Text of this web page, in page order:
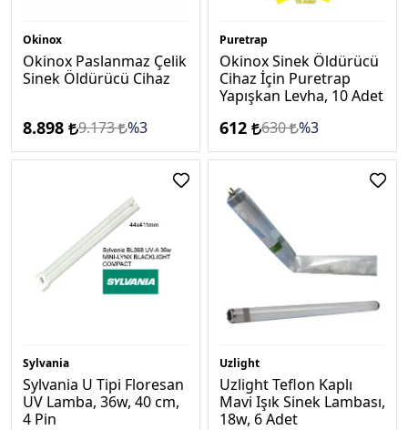
Okinox
Okinox Paslanmaz Çelik
Sinek Öldürücü Cihaz
8.898 9.173 %3
Puretrap
Okinox Sinek Öldürücü
Cihaz İçin Puretrap
Yapışkan Levha, 10 Adet
612 630 %3
Sylvania
Sylvania U Tipi Floresan
UV Lamba, 36w, 40 cm,
4 Pin
Uzlight
Uzlight Teflon Kaplı
Mavi Işık Sinek Lambası,
18w, 6 Adet